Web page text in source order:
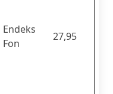
Endeks
Fon
27,95